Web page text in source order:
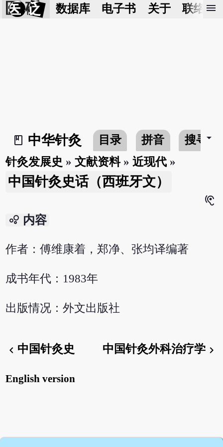
医 砭 数据库 电子书 关于 联络我
menu
book_2
中华针灸 目录 拼音 搜寻arrow_drop_down
针灸发展史 »文献资料»近现代 »
中国针灸史话（西班牙文）
hearing
bubble_chart 内容
作者：傅维康着，郑净、张均译编著
成书年代：1983年
出版情况：外文出版社
chevron_left 中国针灸史 中国针灸外科治疗学chevron_right
English version